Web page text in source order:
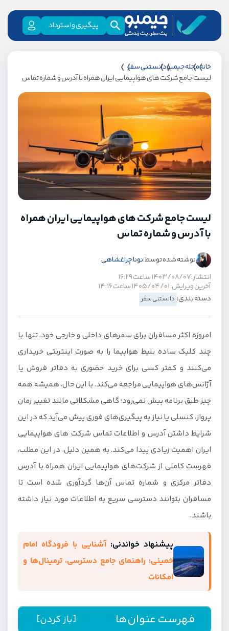
پیگیری و استرداد
خانهمجله جیمبودانستنی سفر
لیست جامع شرکت های هواپیمایی ایران همراه با آدرس و شماره تماس
لیست جامع شرکت های هواپیمایی ایران همراه
با آدرس و شماره تماس
نوشته شده توسط:نونا چراغشاهی
انتشار: ۱۴۰۳/۰۸/۰۷ ساعت ۱۶:۲۹
آخرین ویرایش: ۱۴۰۵/۰۴/۰۱ ساعت ۱۴:۱۶
دسته بندی: دانستنی سفر
امروزه اکثر مسافران برای سفرهای داخلی و خارجی خود، تنها با
چند کلیک ساده بلیط هواپیما را به صورت اینترنتی خریداری
می‌کنند و کمتر کسی برای خرید حضوری به دفاتر فروش یا
آژانس‌های هواپیمایی مراجعه می‌کند. با این حال، همیشه همه
چیز طبق برنامه پیش نمی‌رود؛ گاهی مشکلاتی مانند تغییر زمان
پرواز، کنسلی یا نیاز به پیگیری‌های فوری پیش می‌آید که در این
شرایط داشتن آدرس و اطلاعات تماس شرکت های هواپیمایی
ایران اهمیت زیادی پیدا می‌کند. به همین دلیل، در این مطلب،
فهرست کاملی از شرکت‌های هواپیمایی ایران همراه با آدرس
دفاتر مرکزی و شماره تماس آن‌ها گردآوری شده است تا
مسافران بتوانند دسترسی سریع به اطلاعات مورد نیاز داشته
باشند.
پیشنهاد خواندنی:آشنایی با فرودگاه امام
خمینی: راهنمای جامع دسترسی، ترمینال‌ها و
امکانات
فهرست عنوان‌ها [باز کردن]